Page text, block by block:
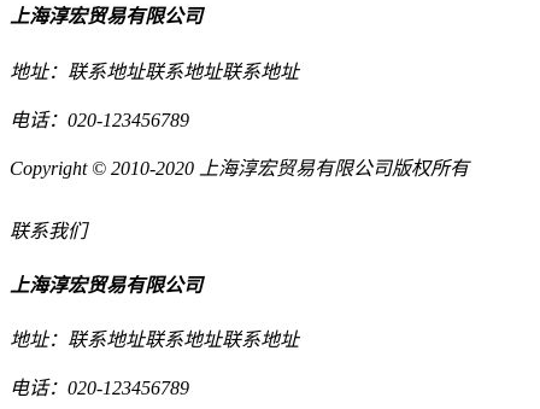
上海淳宏贸易有限公司
地址：联系地址联系地址联系地址
电话：020-123456789
Copyright © 2010-2020 上海淳宏贸易有限公司版权所有
联系我们
上海淳宏贸易有限公司
地址：联系地址联系地址联系地址
电话：020-123456789